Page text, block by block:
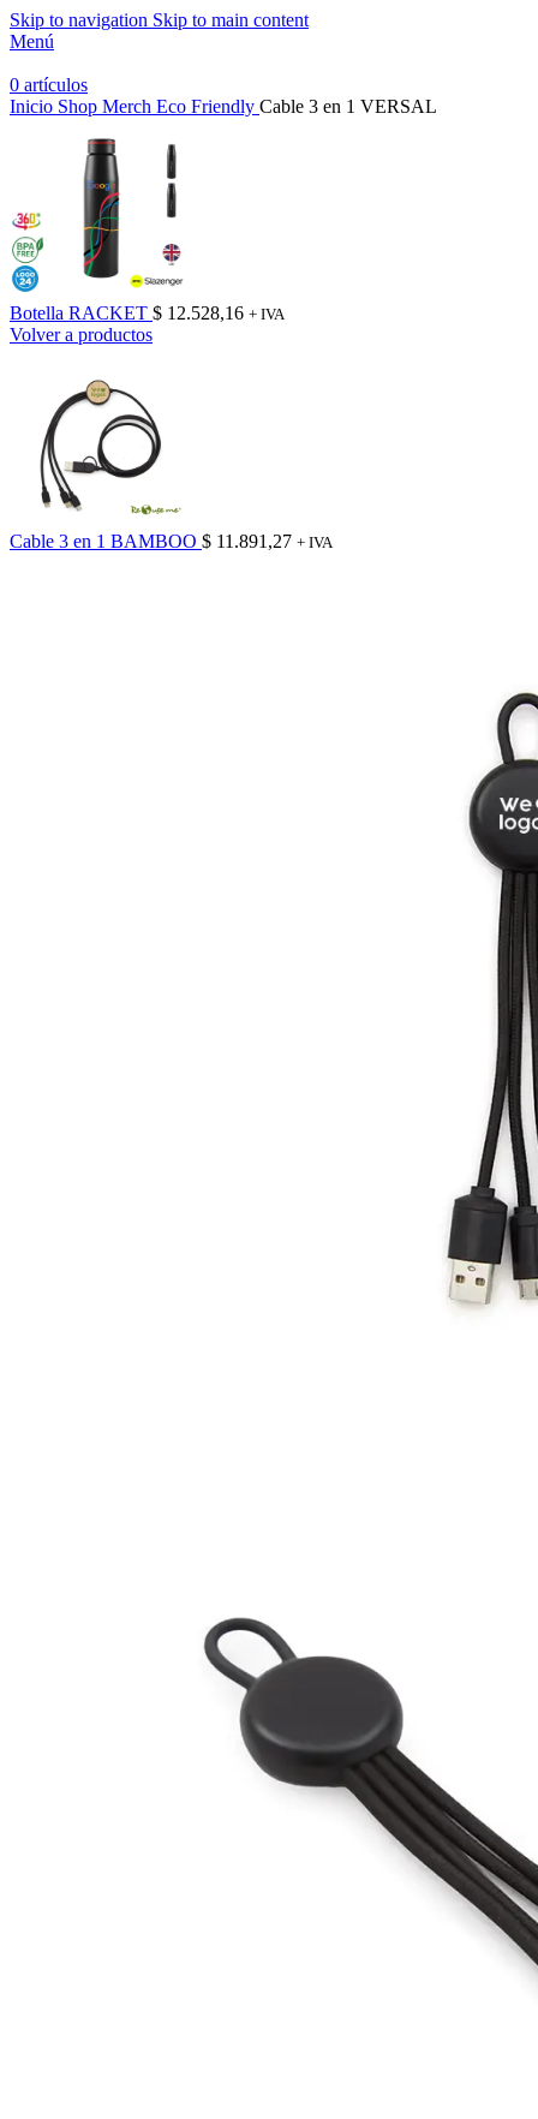
Skip to navigation Skip to main content
Menú
0 artículos
Inicio Shop Merch Eco Friendly Cable 3 en 1 VERSAL
Botella RACKET $ 12.528,16 + IVA
Volver a productos
Cable 3 en 1 BAMBOO $ 11.891,27 + IVA